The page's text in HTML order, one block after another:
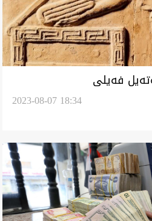
فەیلی
2023-08-07 18:34